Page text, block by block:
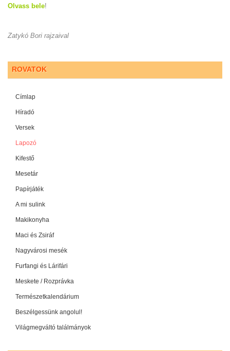
Olvass bele!
Zatykó Bori rajzaival
ROVATOK
Címlap
Híradó
Versek
Lapozó
Kifestő
Mesetár
Papírjáték
A mi sulink
Makikonyha
Maci és Zsiráf
Nagyvárosi mesék
Furfangi és Lárifári
Meskete / Rozprávka
Természetkalendárium
Beszélgessünk angolul!
Világmegváltó találmányok